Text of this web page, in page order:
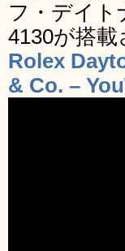
フ・デイト
4130が搭載
Rolex
& Co. –